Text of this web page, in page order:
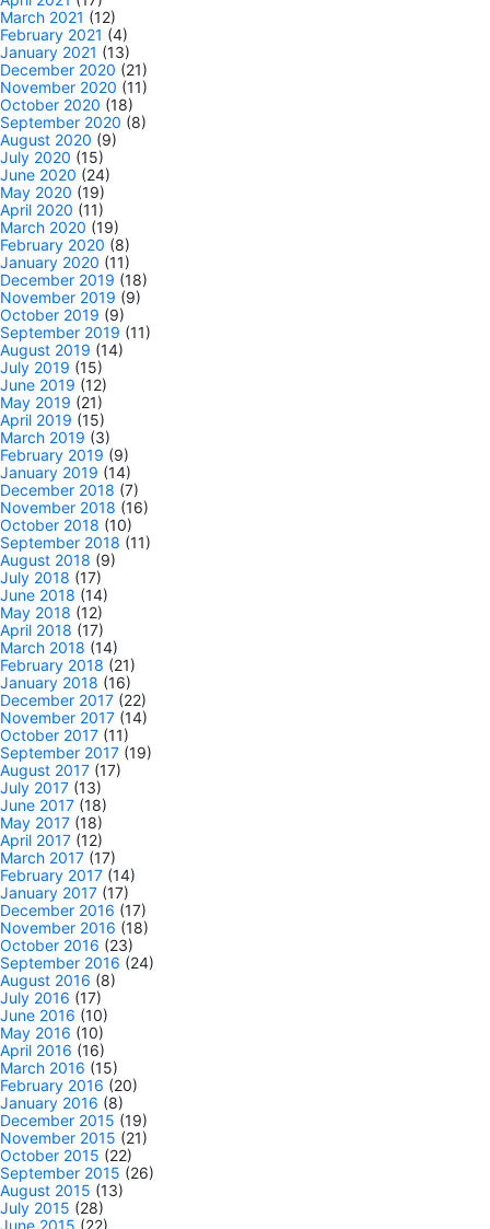
March 2021 (12)
February 2021 (4)
January 2021 (13)
December 2020 (21)
November 2020 (11)
October 2020 (18)
September 2020 (8)
August 2020 (9)
July 2020 (15)
June 2020 (24)
May 2020 (19)
April 2020 (11)
March 2020 (19)
February 2020 (8)
January 2020 (11)
December 2019 (18)
November 2019 (9)
October 2019 (9)
September 2019 (11)
August 2019 (14)
July 2019 (15)
June 2019 (12)
May 2019 (21)
April 2019 (15)
March 2019 (3)
February 2019 (9)
January 2019 (14)
December 2018 (7)
November 2018 (16)
October 2018 (10)
September 2018 (11)
August 2018 (9)
July 2018 (17)
June 2018 (14)
May 2018 (12)
April 2018 (17)
March 2018 (14)
February 2018 (21)
January 2018 (16)
December 2017 (22)
November 2017 (14)
October 2017 (11)
September 2017 (19)
August 2017 (17)
July 2017 (13)
June 2017 (18)
May 2017 (18)
April 2017 (12)
March 2017 (17)
February 2017 (14)
January 2017 (17)
December 2016 (17)
November 2016 (18)
October 2016 (23)
September 2016 (24)
August 2016 (8)
July 2016 (17)
June 2016 (10)
May 2016 (10)
April 2016 (16)
March 2016 (15)
February 2016 (20)
January 2016 (8)
December 2015 (19)
November 2015 (21)
October 2015 (22)
September 2015 (26)
August 2015 (13)
July 2015 (28)
June 2015 (22)